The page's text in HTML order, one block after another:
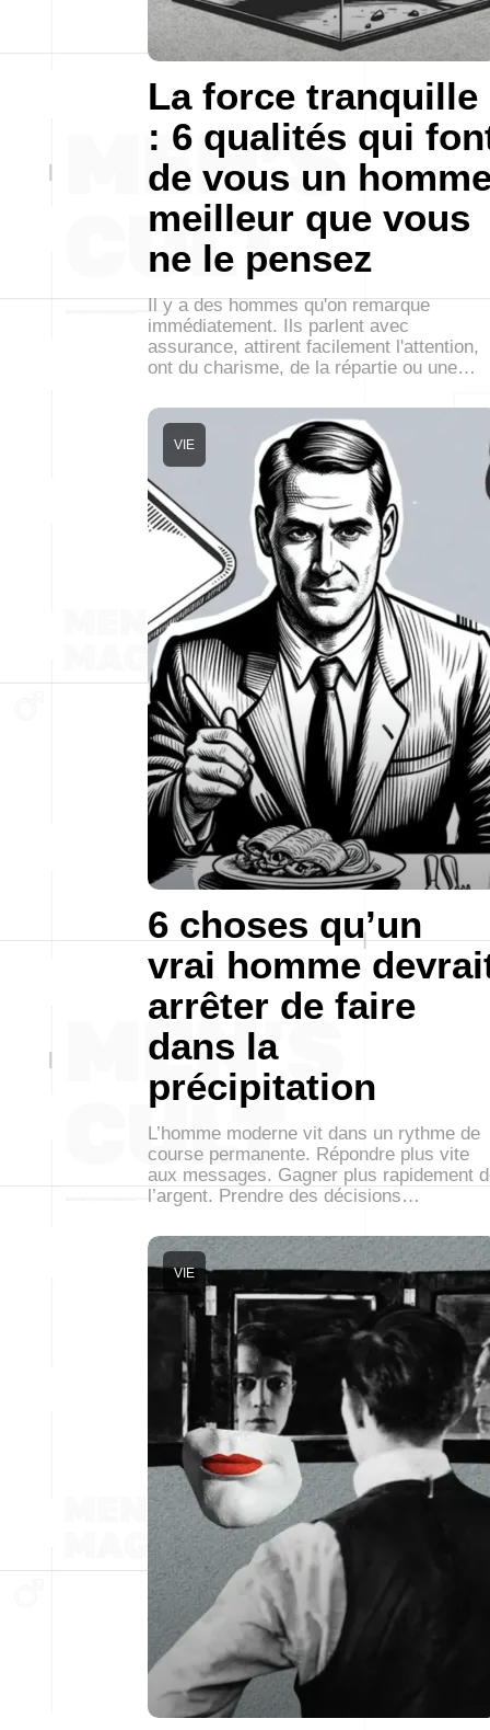
La force tranquille
: 6 qualités qui
de vous un
meilleur que vous
ne le pensez
Il y a des hommes qu'on remarque
immédiatement. Ils parlent avec
assurance, attirent facilement l'attention,
ont du charisme, de la répartie ou une…
6 choses qu’un
vrai homme
arrêter de faire
dans la
précipitation
VIE
L’homme moderne vit dans un rythme de
course permanente. Répondre plus vite
aux messages. Gagner plus rapidement
l’argent. Prendre des décisions…
VIE